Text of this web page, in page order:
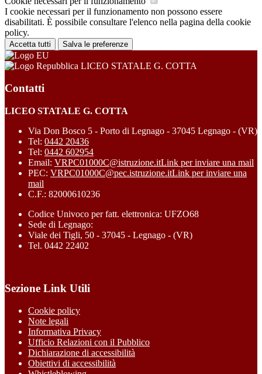
I cookie necessari per il funzionamento non possono essere
disabilitati. È possibile consultare l'elenco nella pagina della cookie
policy.
Accetta tutti Salva le preferenze
LICEO STATALE G. COTTA
Contatti
LICEO STATALE G. COTTA
Via Don Bosco 5 - Porto di Legnago - 37045 Legnago - (VR)
Tel: 0442 20436
Tel: 0442 602954
Email: VRPC01000C@istruzione.itLink per inviare una mail
PEC: VRPC01000C@pec.istruzione.itLink per inviare una
mail
C.F.: 82000610236
Codice Univoco per fatt. elettronica: UFZO68
Sede di Legnago:
Viale dei Tigli, 50 - 37045 - Legnago - (VR)
Tel. 0442 22402
Sezione Link Utili
Cookie policy
Note legali
Informativa Privacy
Ufficio Relazioni con il Pubblico
Dichiarazione di accessibilità
Obiettivi di accessibilità